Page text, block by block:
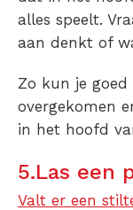
alles speelt.
aan denkt of
Zo kun je
overgekomen
in het hoofd
5.Las een
Valt er een